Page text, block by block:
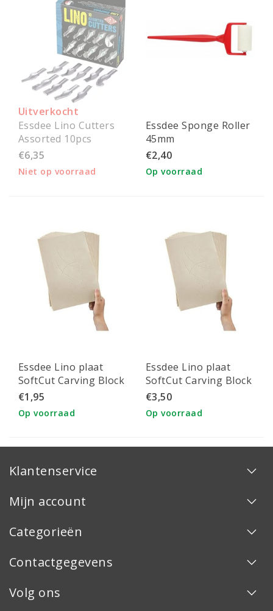
Uitverkocht
Essdee Lino Cutters
Assorted 10pcs
€6,35
Niet op voorraad
Essdee Sponge Roller
45mm
€2,40
Op voorraad
Essdee Lino plaat
SoftCut Carving Block
3mm, 150x105mm. 1
plaat los
€1,95
Op voorraad
Essdee Lino plaat
SoftCut Carving Block
3mm, 210x150mm. 1
plaat los
€3,50
Op voorraad
Klantenservice
Mijn account
Categorieën
Contactgegevens
Volg ons